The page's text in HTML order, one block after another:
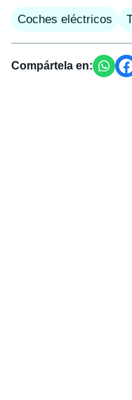
Coches eléctricos
Compártela en: